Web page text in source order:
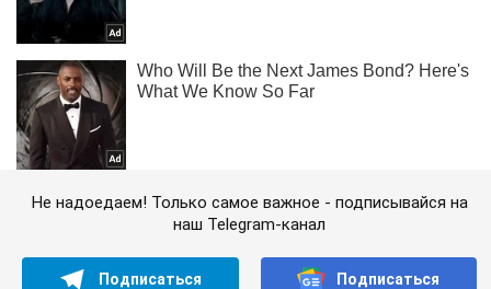
Не надоедаем! Только самое важное - подписывайся на
наш Telegram-канал
Подписаться Подписаться